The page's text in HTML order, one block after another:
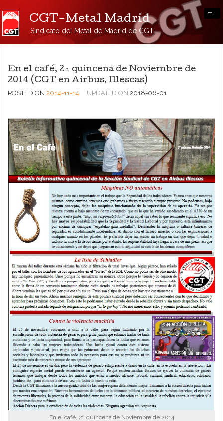
CGT-Metal Madrid
Sindicato del Metal de Madrid de CGT
-
En el café, 2ª quincena de Noviembre de
2014 (CGT en Airbus, Illescas)
POSTED ON 2014-11-14 UPDATED ON 2018-06-01
En el café, 2ª quincena de Noviembre de 2014